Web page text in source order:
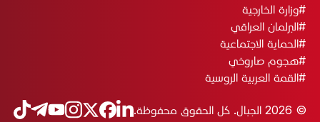
#وزارة الخارجية
#البرلمان العراقي
#الحماية الاجتماعية
#هجوم صاروخي
#القمة العربية الروسية
© 2026 الجبال. كل الحقوق محفوظة.